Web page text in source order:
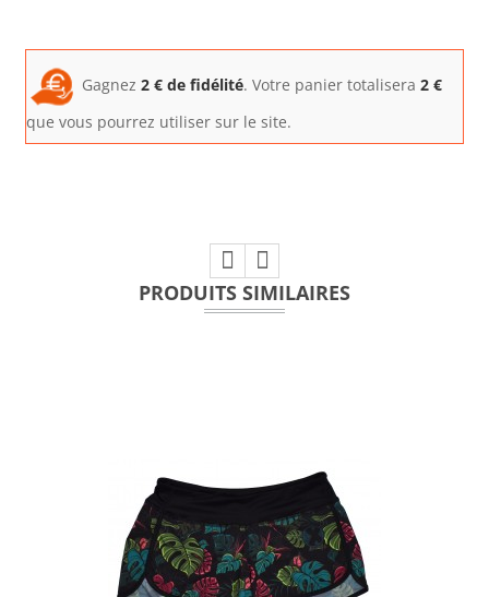
Gagnez 2 € de fidélité. Votre panier totalisera 2 €
que vous pourrez utiliser sur le site.
PRODUITS SIMILAIRES